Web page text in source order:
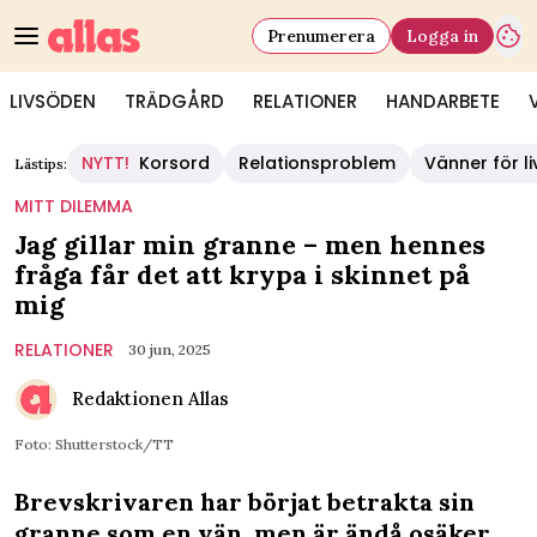
LIVSÖDEN TRÄDGÅRD RELATIONER HANDARBETE
Prenumerera Logga in
Lästips: NYTT! Korsord Relationsproblem
Vänner för
MITT DILEMMA
Jag gillar min granne – men hennes
fråga får det att krypa i skinnet på
mig
RELATIONER 30 jun, 2025
Redaktionen Allas
Foto: Shutterstock/TT
Brevskrivaren har börjat betrakta sin